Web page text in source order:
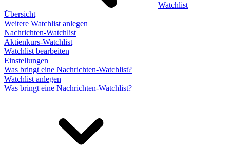
Watchlist
Übersicht
Weitere Watchlist anlegen
Nachrichten-Watchlist
Aktienkurs-Watchlist
Watchlist bearbeiten
Einstellungen
Was bringt eine Nachrichten-Watchlist?
Watchlist anlegen
Was bringt eine Nachrichten-Watchlist?